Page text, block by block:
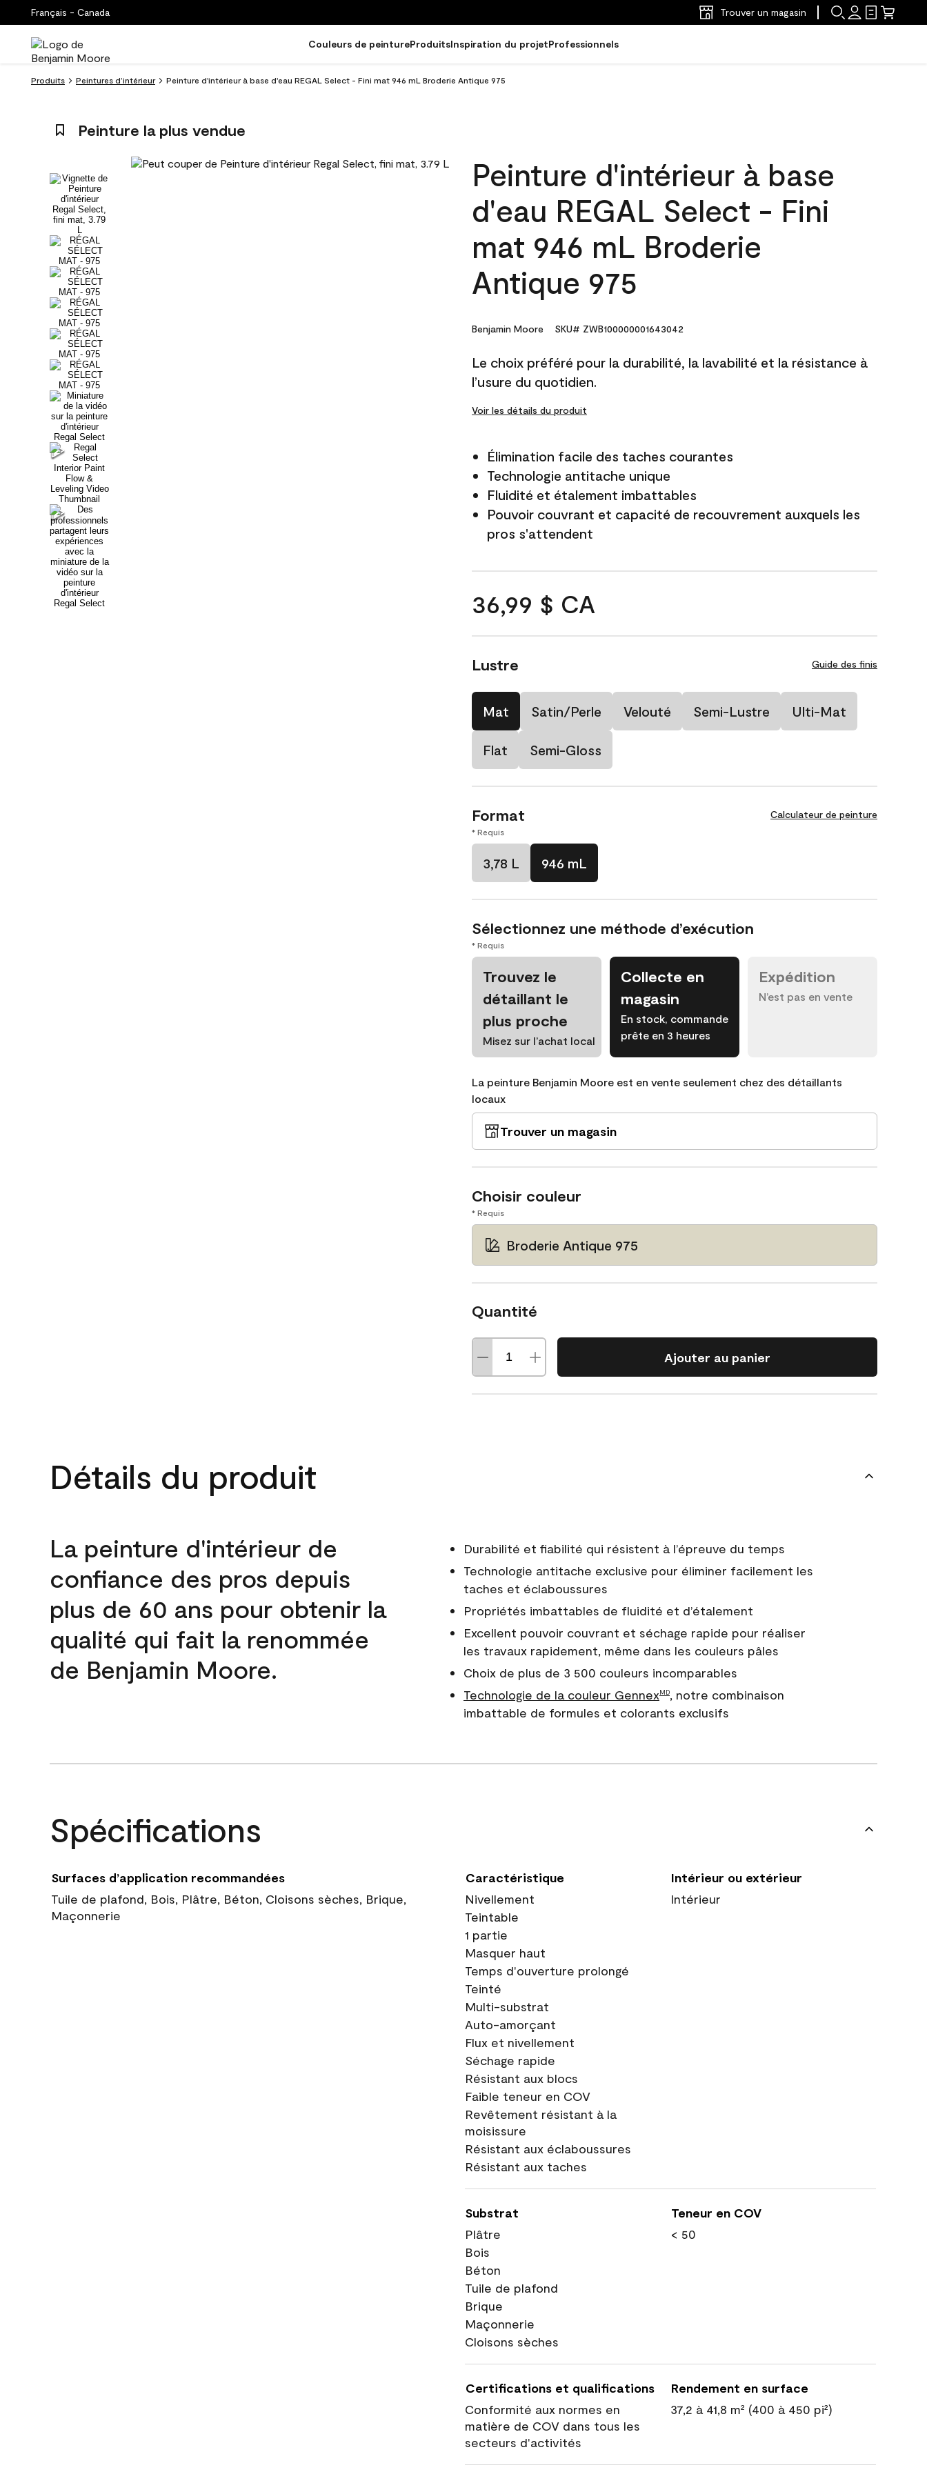
Français - Canada Trouver un magasin
Couleurs de peintureProduitsInspiration du projetProfessionnels
Produits Peintures d’intérieur Peinture d'intérieur à base d'eau REGAL Select - Fini mat 946 mL Broderie Antique 975
Peinture la plus vendue
Peinture d'intérieur à base
d'eau REGAL Select - Fini
mat 946 mL Broderie
Antique 975
Benjamin Moore SKU# ZWB100000001643042
Le choix préféré pour la durabilité, la lavabilité et la résistance à
l’usure du quotidien.
Voir les détails du produit
Élimination facile des taches courantes
Technologie antitache unique
Fluidité et étalement imbattables
Pouvoir couvrant et capacité de recouvrement auxquels les
pros s'attendent
36,99 $ CA
Lustre Guide des finis
Mat Satin/Perle Velouté Semi-Lustre Ulti-Mat
Flat Semi-Gloss
Format Calculateur de peinture
* Requis
3,78 L 946 mL
Sélectionnez une méthode d’exécution
* Requis
Trouvez le
détaillant le
plus proche
Misez sur l’achat local
Collecte en
magasin
En stock, commande
prête en 3 heures
Expédition
N’est pas en vente
La peinture Benjamin Moore est en vente seulement chez des détaillants
locaux
Trouver un magasin
Choisir couleur
* Requis
Broderie Antique 975
Quantité
Ajouter au panier
Détails du produit
La peinture d'intérieur de
confiance des pros depuis
plus de 60 ans pour obtenir la
qualité qui fait la renommée
de Benjamin Moore.
Durabilité et fiabilité qui résistent à l’épreuve du temps
Technologie antitache exclusive pour éliminer facilement les
taches et éclaboussures
Propriétés imbattables de fluidité et d’étalement
Excellent pouvoir couvrant et séchage rapide pour réaliser
les travaux rapidement, même dans les couleurs pâles
Choix de plus de 3 500 couleurs incomparables
Technologie de la couleur GennexMD, notre combinaison
imbattable de formules et colorants exclusifs
Spécifications
Surfaces d’application recommandées
Tuile de plafond, Bois, Plâtre, Béton, Cloisons sèches, Brique,
Maçonnerie
Caractéristique
Nivellement
Teintable
1 partie
Masquer haut
Temps d'ouverture prolongé
Teinté
Multi-substrat
Auto-amorçant
Flux et nivellement
Séchage rapide
Résistant aux blocs
Faible teneur en COV
Revêtement résistant à la
moisissure
Résistant aux éclaboussures
Résistant aux taches
Intérieur ou extérieur
Intérieur
Substrat
Plâtre
Bois
Béton
Tuile de plafond
Brique
Maçonnerie
Cloisons sèches
Teneur en COV
< 50
Certifications et qualifications
Conformité aux normes en
matière de COV dans tous les
secteurs d'activités
Rendement en surface
37,2 à 41,8 m² (400 à 450 pi²)